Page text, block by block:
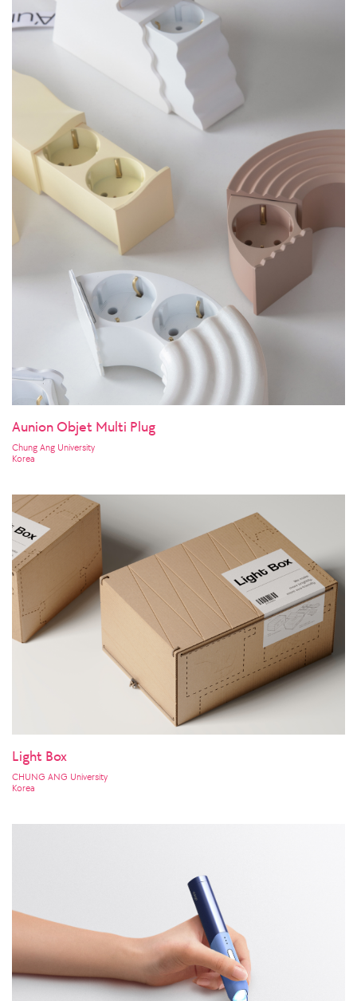
Aunion Objet Multi Plug
Chung Ang University
Korea
Light Box
CHUNG ANG University
Korea